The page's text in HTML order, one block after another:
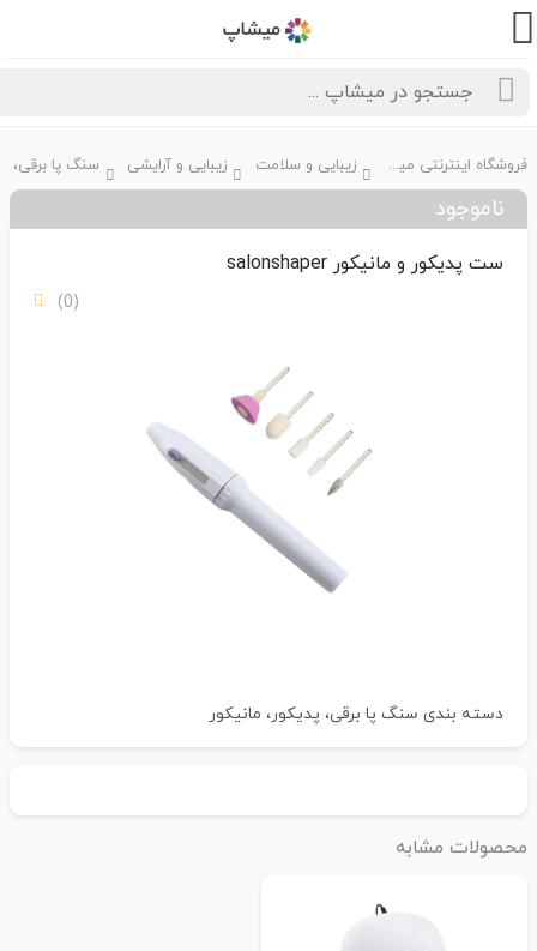
فروشگاه اینترنتی میشاپ زیبایی و سلامت زیبایی و آرایشی
ناموجود
ست پدیکور و مانیکور salonshaper
دسته بندیسنگ پا برقی، پدیکور، مانیکور
مشابه